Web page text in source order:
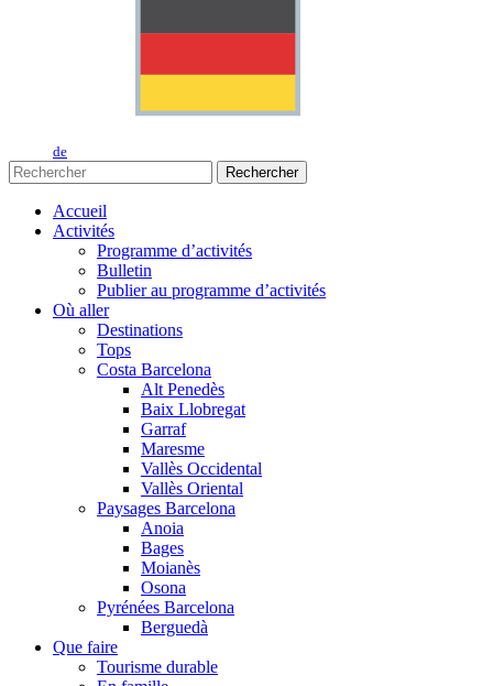
de
Rechercher
Accueil
Activités
Programme d’activités
Bulletin
Publier au programme d’activités
Où aller
Destinations
Tops
Costa Barcelona
Alt Penedès
Baix Llobregat
Garraf
Maresme
Vallès Occidental
Vallès Oriental
Paysages Barcelona
Anoia
Bages
Moianès
Osona
Pyrénées Barcelona
Berguedà
Que faire
Tourisme durable